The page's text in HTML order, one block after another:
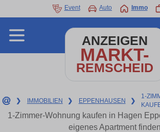
Event Auto Immo
ANZEIGEN
MARKT-
REMSCHEID
❯ IMMOBILIEN ❯ EPPENHAUSEN ❯
1-
1-Zimmer-Wohnung kaufen in Hagen
eigenes Apartment finden